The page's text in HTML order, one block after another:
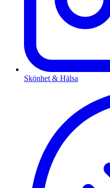
Skönhet & Hälsa